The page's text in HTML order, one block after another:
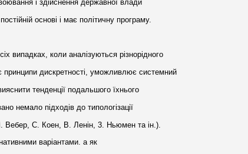
і здійснення державної влади
основі і має політичну програму.
випадках, коли аналізуються різнорідного
принципи дискретності, уможливлює системний
тенденції подальшого їхнього
немало підходів до типологізації
Вебер, С. Коен, В. Ленін, 3. Ньюмен та ін.).
ва­ріантами. а як